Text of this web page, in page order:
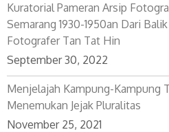
Kuratorial Pameran Arsip
Semarang 1930-1950an Dari
Fotografer Tan Tat Hin
September 30, 2022
Menjelajah Kampung-Kampung
Menemukan Jejak Pluralitas
November 25, 2021